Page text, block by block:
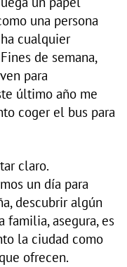
una persona
cualquier
de semana,
para
último año me
coger el bus para
claro.
un día para
descubrir algún
familia, asegura, es
la ciudad como
ofrecen.